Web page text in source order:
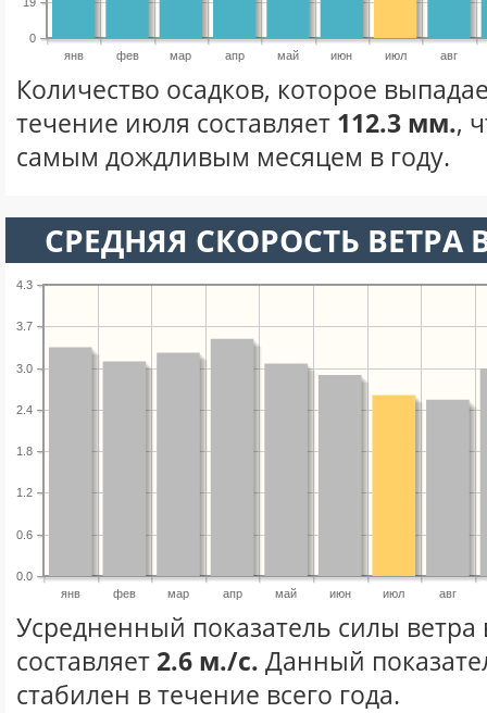
янв фев мар апр май июн июл авг
0
Количество осадков, которое
течение июля составляет 112.3 мм.,
самым дождливым месяцем в году.
СРЕДНЯЯ СКОРОСТЬ
янв фев мар апр май июн июл авг
0.0
0.6
1.2
1.8
2.4
3.0
3.7
4.3
Усредненный показатель силы
составляет 2.6 м./с. Данный
стабилен в течение всего года.